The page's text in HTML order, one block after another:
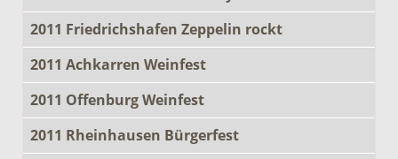
2011 Friedrichshafen Zeppelin rockt
2011 Achkarren Weinfest
2011 Offenburg Weinfest
2011 Rheinhausen Bürgerfest